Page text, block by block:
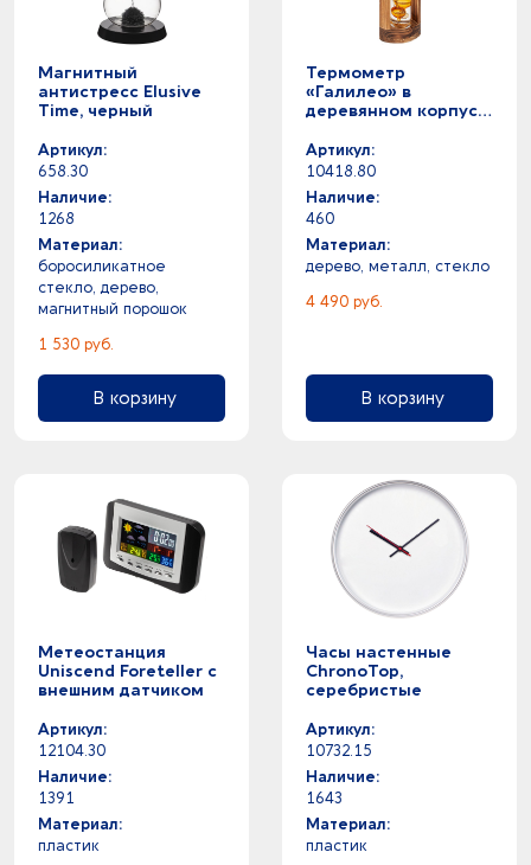
Магнитный
антистресс Elusive
Time, черный
Артикул:
658.30
Наличие:
1268
Материал:
боросиликатное
стекло, дерево,
магнитный порошок
1 530 руб.
В корзину
Термометр
«Галилео» в
деревянном корпусе,
Артикул:
10418.80
Наличие:
460
Материал:
дерево, металл, стекло
4 490 руб.
В корзину
Метеостанция
Uniscend Foreteller с
внешним датчиком
Артикул:
12104.30
Наличие:
1391
Материал:
пластик
Часы настенные
ChronoTop,
серебристые
Артикул:
10732.15
Наличие:
1643
Материал:
пластик